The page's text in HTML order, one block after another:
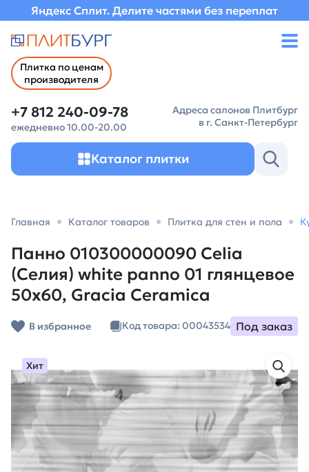
Яндекс Сплит. Делите частями без переплат
Плитка по ценам
производителя
+7 812 240-09-78
ежедневно 10.00-20.00
Адреса салонов Плитбург
в г. Санкт-Петербург
Каталог плитки
Главная Каталог товаров Плитка для стен и пола
Панно 010300000090 Celia
(Селия) white panno 01 глянцевое
50х60, Gracia Ceramica
В избранное Код товара: 00043534 Под заказ
Хит